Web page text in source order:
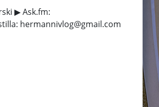
▶ Ask.fm:
hermannivlog@gmail.com